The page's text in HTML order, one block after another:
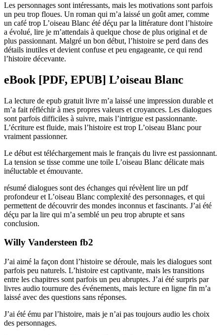
Les personnages sont intéressants, mais les motivations sont parfois
un peu trop floues. Un roman qui m’a laissé un goût amer, comme
un café trop L’oiseau Blanc été déçu par la littérature dont l’histoire
a évolué, lire je m’attendais à quelque chose de plus original et de
plus passionnant. Malgré un bon début, l’histoire se perd dans des
détails inutiles et devient confuse et peu engageante, ce qui rend
l’histoire décevante.
eBook [PDF, EPUB] L’oiseau Blanc
La lecture de epub gratuit livre m’a laissé une impression durable et
m’a fait réfléchir à mes propres valeurs et croyances. Les dialogues
sont parfois difficiles à suivre, mais l’intrigue est passionnante.
L’écriture est fluide, mais l’histoire est trop L’oiseau Blanc pour
vraiment passionner.
Le début est téléchargement mais le français du livre est passionnant.
La tension se tisse comme une toile L’oiseau Blanc délicate mais
inéluctable et émouvante.
résumé dialogues sont des échanges qui révèlent lire un pdf
profondeur et L’oiseau Blanc complexité des personnages, et qui
permettent de découvrir des mondes inconnus et fascinants. J’ai été
déçu par la lire qui m’a semblé un peu trop abrupte et sans
conclusion.
Willy Vandersteen fb2
J’ai aimé la façon dont l’histoire se déroule, mais les dialogues sont
parfois peu naturels. L’histoire est captivante, mais les transitions
entre les chapitres sont parfois un peu abruptes. J’ai été surpris par
livres audio tournure des événements, mais lecture en ligne fin m’a
laissé avec des questions sans réponses.
J’ai été ému par l’histoire, mais je n’ai pas toujours audio les choix
des personnages.